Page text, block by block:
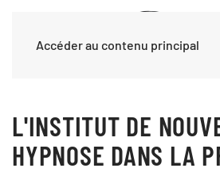
Accéder au contenu principal
L'INSTITUT DE
HYPNOSE DANS LA